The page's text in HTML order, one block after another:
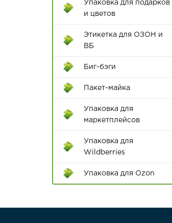
45*60
50*65
50*70
55*65
55*75
60*80
60*84
Диспенсеры для клейкой
Цветной скотч
Упаковка для подарков
и цветов
Этикетка для ОЗОН и
ВБ
Биг-бэги
Пакет-майка
Упаковка для
маркетплейсов
Упаковка для
Wildberries
Упаковка для Ozon